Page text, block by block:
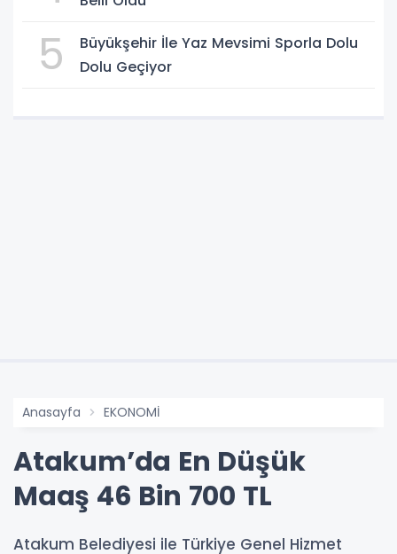
5
Büyükşehir İle Yaz Mevsimi Sporla Dolu
Dolu Geçiyor
Anasayfa EKONOMİ
Atakum’da En Düşük
Maaş 46 Bin 700 TL
Atakum Belediyesi ile Türkiye Genel Hizmet